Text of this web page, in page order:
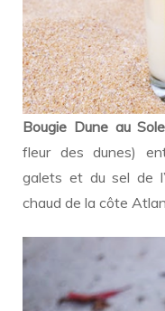
Bougie Dune au
fleur des dunes)
galets et du sel de
chaud de la côte